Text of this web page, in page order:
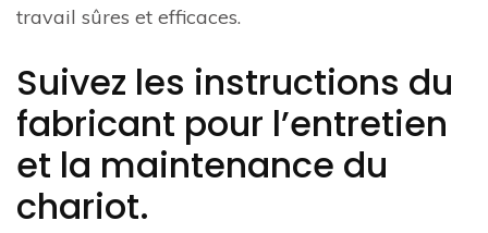
travail sûres et efficaces.
Suivez les instructions du
fabricant pour l’entretien
et la maintenance du
chariot.